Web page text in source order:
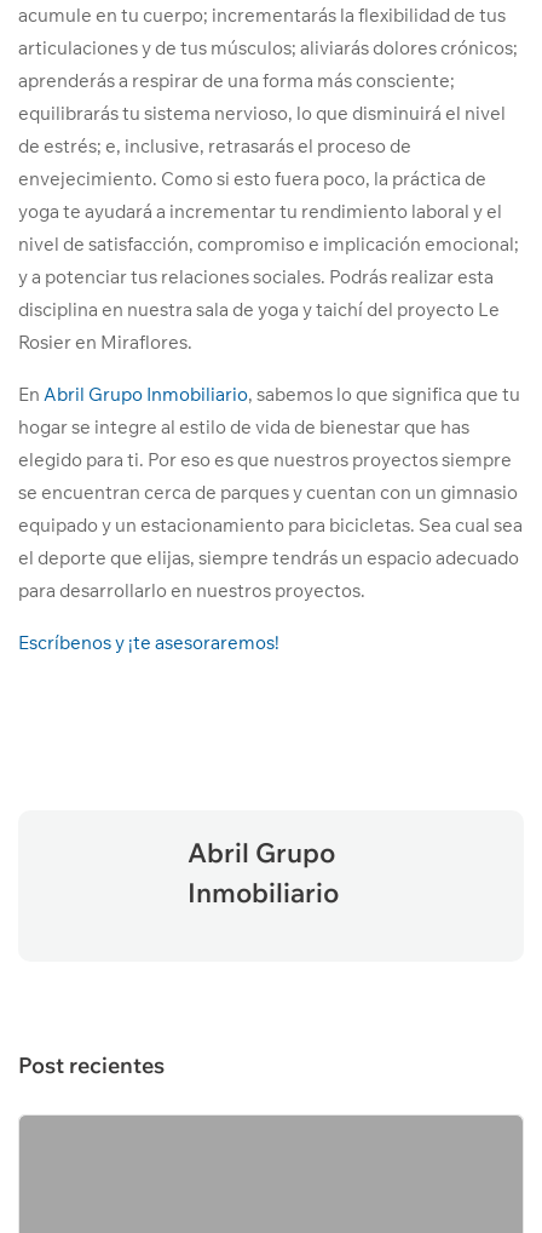
acumule en tu cuerpo; incrementarás la flexibilidad de tus
articulaciones y de tus músculos; aliviarás dolores crónicos;
aprenderás a respirar de una forma más consciente;
equilibrarás tu sistema nervioso, lo que disminuirá el nivel
de estrés; e, inclusive, retrasarás el proceso de
envejecimiento. Como si esto fuera poco, la práctica de
yoga te ayudará a incrementar tu rendimiento laboral y el
nivel de satisfacción, compromiso e implicación emocional;
y a potenciar tus relaciones sociales. Podrás realizar esta
disciplina en nuestra sala de yoga y taichí del proyecto Le
Rosier en Miraflores.
En Abril Grupo Inmobiliario, sabemos lo que significa que tu
hogar se integre al estilo de vida de bienestar que has
elegido para ti. Por eso es que nuestros proyectos siempre
se encuentran cerca de parques y cuentan con un gimnasio
equipado y un estacionamiento para bicicletas. Sea cual sea
el deporte que elijas, siempre tendrás un espacio adecuado
para desarrollarlo en nuestros proyectos.
Escríbenos y ¡te asesoraremos!
Abril Grupo
Inmobiliario
Post recientes